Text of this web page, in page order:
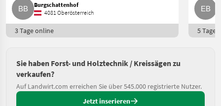
Burgschattenhof
4081 Oberösterreich
3 Tage online 5 Tage
Sie haben Forst- und Holztechnik / Kreissägen zu
verkaufen?
Auf Landwirt.com erreichen Sie über 545.000 registrierte Nutzer.
Jetzt inserieren